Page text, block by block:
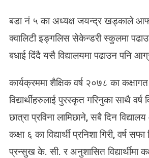
बडा नं ५ का अध्यक्ष जयन्द्र खड्काले
क्वालिटी इङ्गलिस सेकेन्डरी स्कुलमा
बधाई दिंदै यसै विद्यालयमा पढाउन पनि
कार्यक्रममा शैक्षिक वर्ष २०७८ का
विद्यार्थीहरुलाई पुरस्कृत गरिनुका साथै वर्ष
छात्रा प्रविना लामिछाने, सबै दिन विद्यालय
कक्षा ६ का विद्यार्थी प्रनिशा गिरी, वर्ष सफा
प्रन्सुख के. सी. र अनुशासित विद्यार्थीमा